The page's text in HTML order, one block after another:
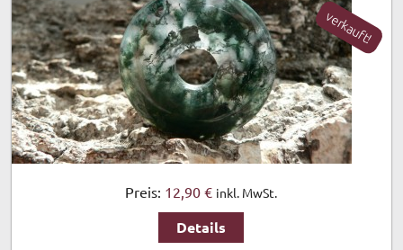
Preis: 12,90 € inkl. MwSt.
Details
verkauft!